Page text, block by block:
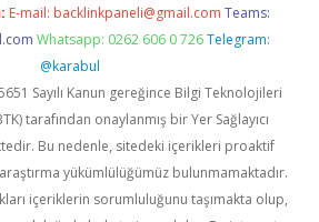
E-mail: backlinkpaneli@gmail.com Teams:
Whatsapp: 0262 606 0 726 Telegram:
@karabul
Sayılı Kanun gereğince Bilgi Teknolojileri
tarafından onaylanmış bir Yer Sağlayıcı
Bu nedenle, sitedeki içerikleri proaktif
yükümlülüğümüz bulunmamaktadır.
içeriklerin sorumluluğunu taşımakta olup,